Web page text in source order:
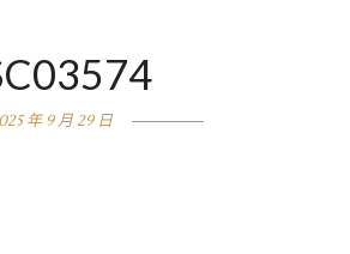
年 9 月 29 日